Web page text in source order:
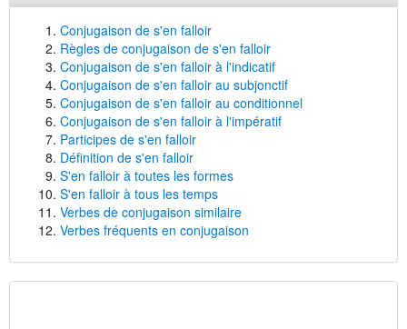
Conjugaison de s'en falloir
Règles de conjugaison de s'en falloir
Conjugaison de s'en falloir à l'indicatif
Conjugaison de s'en falloir au subjonctif
Conjugaison de s'en falloir au conditionnel
Conjugaison de s'en falloir à l'impératif
Participes de s'en falloir
Définition de s'en falloir
S'en falloir à toutes les formes
S'en falloir à tous les temps
Verbes de conjugaison similaire
Verbes fréquents en conjugaison